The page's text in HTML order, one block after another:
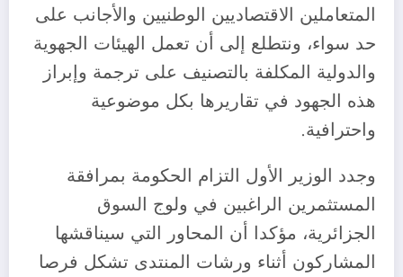
المتعاملين الاقتصاديين الوطنيين والأجانب على
حد سواء، ونتطلع إلى أن تعمل الهيئات الجهوية
والدولية المكلفة بالتصنيف على ترجمة وإبراز
هذه الجهود في تقاريرها بكل موضوعية
واحترافية.
وجدد الوزير الأول التزام الحكومة بمرافقة
المستثمرين الراغبين في ولوج السوق
الجزائرية، مؤكدا أن المحاور التي سيناقشها
المشاركون أثناء ورشات المنتدى تشكل فرصا